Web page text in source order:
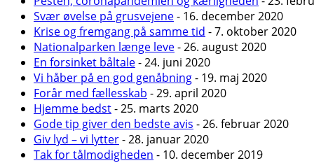
Svær øvelse på grusvejene- 16. december 2020
Krise og fremgang på samme tid - 7. oktober 2020
Nationalparken længe leve- 26. august 2020
En forsinket båltale- 24. juni 2020
Vi håber på en god genåbning- 19. maj 2020
Forår med fællesskab - 29. april 2020
Hjemme bedst- 25. marts 2020
Gode tip giver den bedste avis - 26. februar 2020
Giv lyd – vi lytter- 28. januar 2020
Tak for tålmodigheden - 10. december 2019